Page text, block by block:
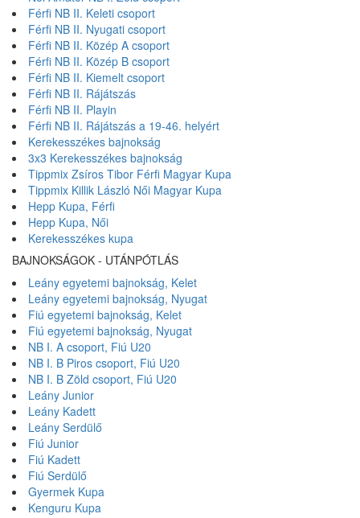
Férfi NB II. Keleti csoport
Férfi NB II. Nyugati csoport
Férfi NB II. Közép A csoport
Férfi NB II. Közép B csoport
Férfi NB II. Kiemelt csoport
Férfi NB II. Rájátszás
Férfi NB II. Playin
Férfi NB II. Rájátszás a 19-46. helyért
Kerekesszékes bajnokság
3x3 Kerekesszékes bajnokság
Tippmix Zsíros Tibor Férfi Magyar Kupa
Tippmix Killik László Női Magyar Kupa
Hepp Kupa, Férfi
Hepp Kupa, Női
Kerekesszékes kupa
BAJNOKSÁGOK - UTÁNPÓTLÁS
Leány egyetemi bajnokság, Kelet
Leány egyetemi bajnokság, Nyugat
Fiú egyetemi bajnokság, Kelet
Fiú egyetemi bajnokság, Nyugat
NB I. A csoport, Fiú U20
NB I. B Piros csoport, Fiú U20
NB I. B Zöld csoport, Fiú U20
Leány Junior
Leány Kadett
Leány Serdülő
Fiú Junior
Fiú Kadett
Fiú Serdülő
Gyermek Kupa
Kenguru Kupa